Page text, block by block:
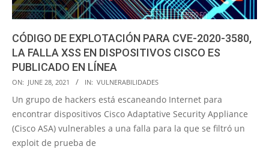
CÓDIGO DE EXPLOTACIÓN PARA CVE-2020-3580,
LA FALLA XSS EN DISPOSITIVOS CISCO ES
PUBLICADO EN LÍNEA
2021-
06-
28
ON: JUNE 28, 2021 IN: VULNERABILIDADES
Un grupo de hackers está escaneando Internet para
encontrar dispositivos Cisco Adaptative Security Appliance
(Cisco ASA) vulnerables a una falla para la que se filtró un
exploit de prueba de